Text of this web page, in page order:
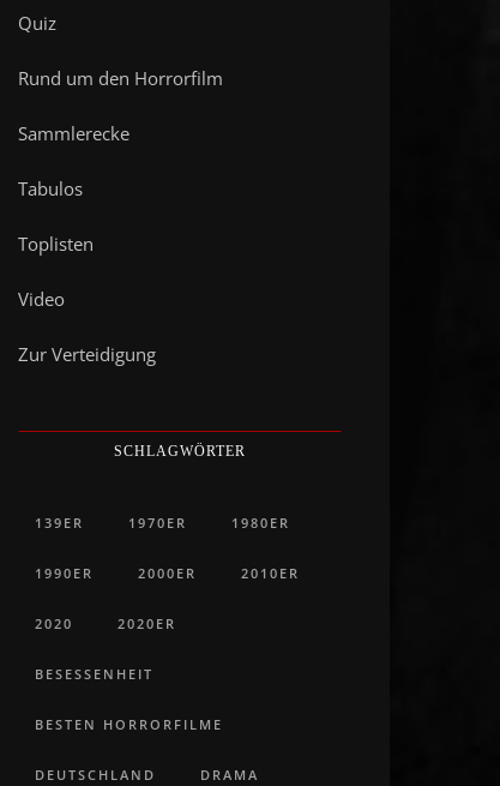
Quiz
Rund um den Horrorfilm
Sammlerecke
Tabulos
Toplisten
Video
Zur Verteidigung
SCHLAGWÖRTER
139ER 1970ER 1980ER
1990ER 2000ER 2010ER
2020 2020ER
BESESSENHEIT
BESTEN HORRORFILME
DEUTSCHLAND DRAMA